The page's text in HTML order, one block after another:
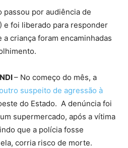
passou por audiência de
e foi liberado para responder
criança foram encaminhadas
– No começo do mês, a
suspeito de agressão à
do Estado. A denúncia foi
supermercado, após a vítima
que a polícia fosse
corria risco de morte.